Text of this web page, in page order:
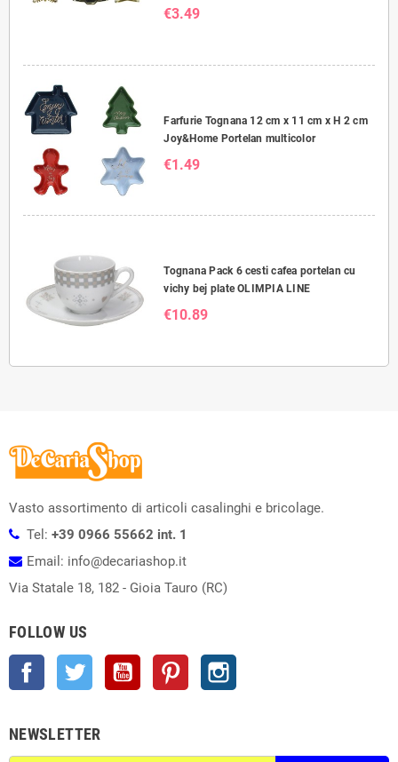
€3.49
Farfurie Tognana 12 cm x 11 cm x H 2 cm
Joy&Home Portelan multicolor
€1.49
Tognana Pack 6 cesti cafea portelan cu
vichy bej plate OLIMPIA LINE
€10.89
Vasto assortimento di articoli casalinghi e bricolage.
Tel: +39 0966 55662 int. 1
Email: info@decariashop.it
Via Statale 18, 182 - Gioia Tauro (RC)
FOLLOW US
Facebook Twitter YouTube Pinterest
NEWSLETTER